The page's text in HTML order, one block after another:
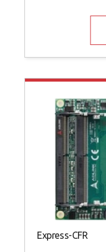
Express-CFR